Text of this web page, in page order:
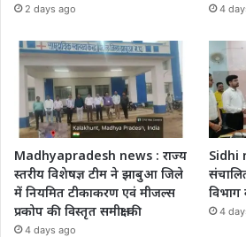
2 days ago 4
Madhyapradesh news : राज्य
स्तरीय विशेषज्ञ टीम ने झाबुआ जिले
में नियमित टीकाकरण एवं मीजल्स
प्रकोप की विस्तृत समीक्षा की
4 days ago
Sidhi
विभाग
4